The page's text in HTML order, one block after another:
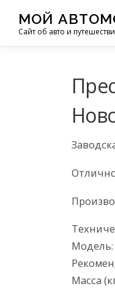
МОЙ
Сайт об авто и
Модель:
Масса